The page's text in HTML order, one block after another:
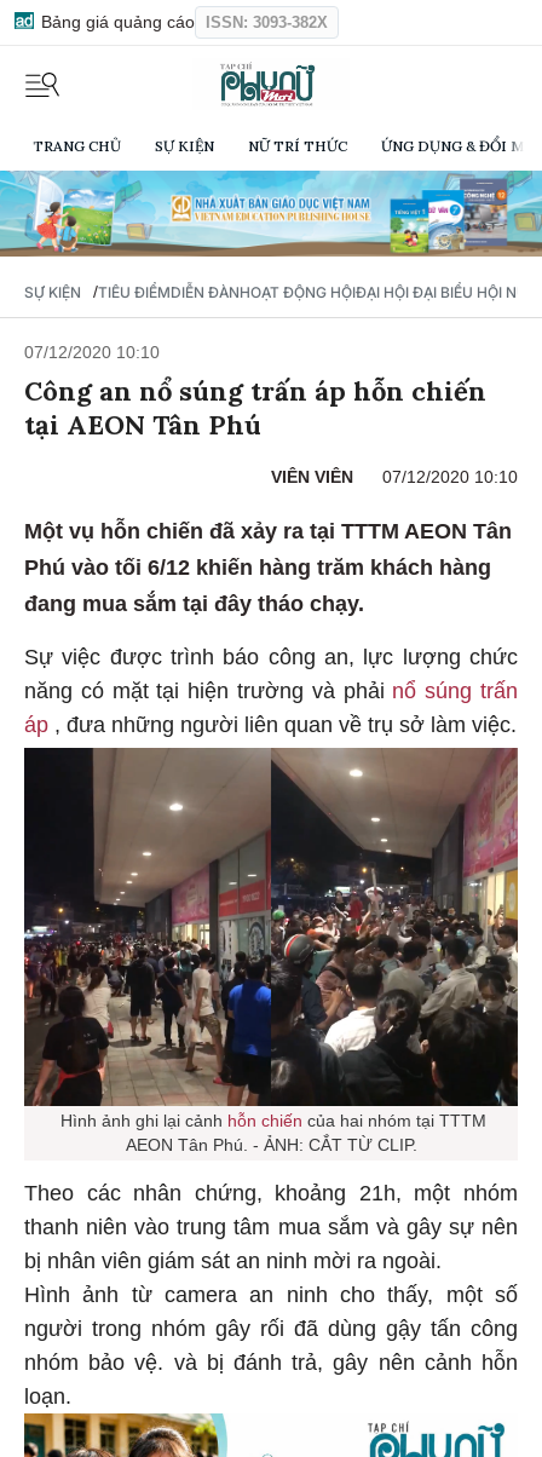
Bảng giá quảng cáo ISSN: 3093-382X
TRANG CHỦ SỰ KIỆN NỮ TRÍ THỨC ỨNG DỤNG & ĐỔI
SỰ KIỆN / TIÊU ĐIỂMDIỄN ĐÀNHOẠT ĐỘNG HỘIĐẠI HỘI ĐẠI BIỂU HỘI NỮ
07/12/2020 10:10
Công an nổ súng trấn áp hỗn chiến
tại AEON Tân Phú
VIÊN VIÊN 07/12/2020 10:10
Một vụ hỗn chiến đã xảy ra tại TTTM AEON Tân
Phú vào tối 6/12 khiến hàng trăm khách hàng
đang mua sắm tại đây tháo chạy.
Sự việc được trình báo công an, lực lượng chức
năng có mặt tại hiện trường và phải nổ súngtrấn
áp , đưa những người liên quan về trụ sở làm việc.
Hình ảnh ghi lại cảnh hỗn chiến của hai nhóm tại TTTM
AEON Tân Phú. - ẢNH: CẮT TỪ CLIP.
Theo các nhân chứng, khoảng 21h, một nhóm
thanh niên vào trung tâm mua sắm và gây sự nên
bị nhân viên giám sát an ninh mời ra ngoài.
Hình ảnh từ camera an ninh cho thấy, một số
người trong nhóm gây rối đã dùng gậy tấn công
nhóm bảo vệ. và bị đánh trả, gây nên cảnh hỗn
loạn.